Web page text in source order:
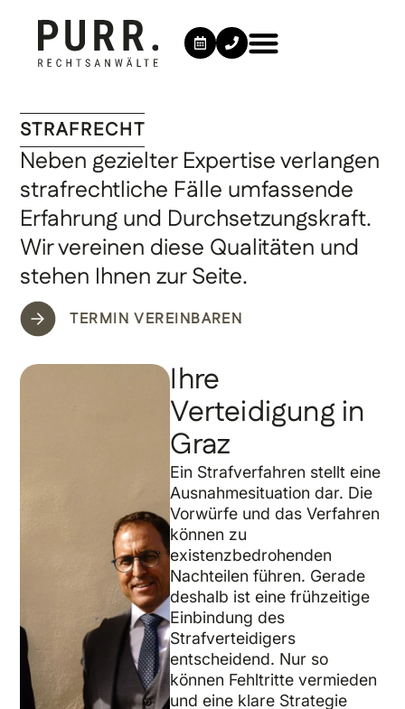
STRAFRECHT
Neben gezielter Expertise verlangen
strafrechtliche Fälle umfassende
Erfahrung und Durchsetzungskraft.
Wir vereinen diese Qualitäten und
stehen Ihnen zur Seite.
TERMIN VEREINBAREN
Ihre
Verteidigung in
Graz
Ein Strafverfahren stellt eine
Ausnahmesituation dar. Die
Vorwürfe und das Verfahren
können zu
existenzbedrohenden
Nachteilen führen. Gerade
deshalb ist eine frühzeitige
Einbindung des
Strafverteidigers
entscheidend. Nur so
können Fehltritte vermieden
und eine klare Strategie